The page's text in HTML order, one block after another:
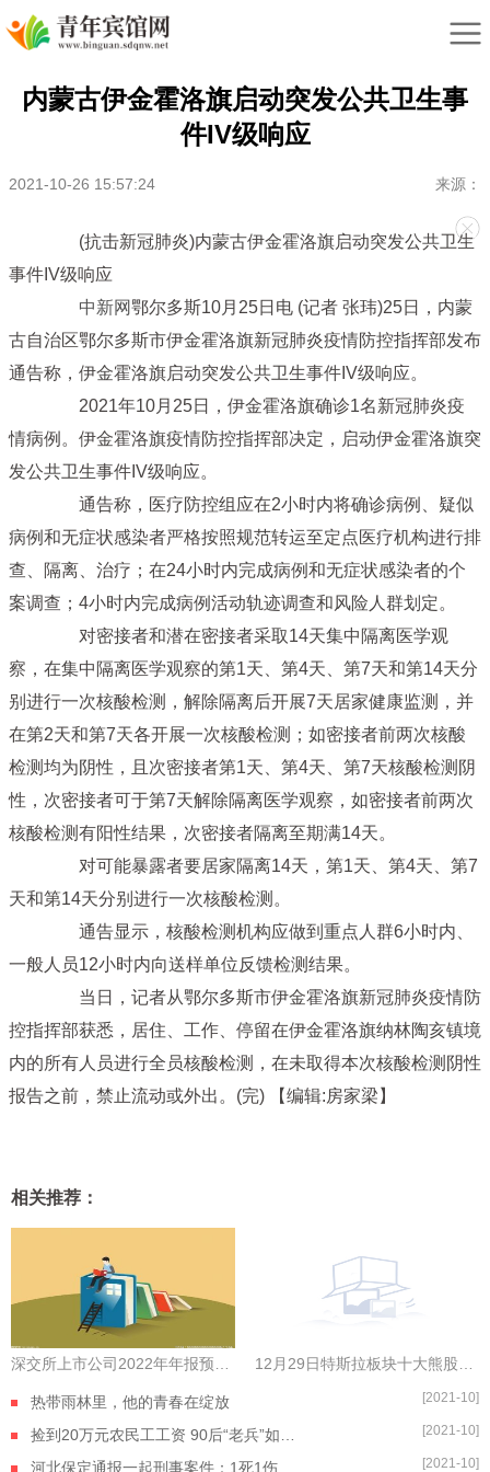
内蒙古伊金霍洛旗启动突发公共卫生事
件IV级响应
2021-10-26 15:57:24 来源：
(抗击新冠肺炎)内蒙古伊金霍洛旗启动突发公共卫生
事件IV级响应
中新网鄂尔多斯10月25日电 (记者 张玮)25日，内蒙
古自治区鄂尔多斯市伊金霍洛旗新冠肺炎疫情防控指挥部发布
通告称，伊金霍洛旗启动突发公共卫生事件IV级响应。
2021年10月25日，伊金霍洛旗确诊1名新冠肺炎疫
情病例。伊金霍洛旗疫情防控指挥部决定，启动伊金霍洛旗突
发公共卫生事件IV级响应。
通告称，医疗防控组应在2小时内将确诊病例、疑似
病例和无症状感染者严格按照规范转运至定点医疗机构进行排
查、隔离、治疗；在24小时内完成病例和无症状感染者的个
案调查；4小时内完成病例活动轨迹调查和风险人群划定。
对密接者和潜在密接者采取14天集中隔离医学观
察，在集中隔离医学观察的第1天、第4天、第7天和第14天分
别进行一次核酸检测，解除隔离后开展7天居家健康监测，并
在第2天和第7天各开展一次核酸检测；如密接者前两次核酸
检测均为阴性，且次密接者第1天、第4天、第7天核酸检测阴
性，次密接者可于第7天解除隔离医学观察，如密接者前两次
核酸检测有阳性结果，次密接者隔离至期满14天。
对可能暴露者要居家隔离14天，第1天、第4天、第7
天和第14天分别进行一次核酸检测。
通告显示，核酸检测机构应做到重点人群6小时内、
一般人员12小时内向送样单位反馈检测结果。
当日，记者从鄂尔多斯市伊金霍洛旗新冠肺炎疫情防
控指挥部获悉，居住、工作、停留在伊金霍洛旗纳林陶亥镇境
内的所有人员进行全员核酸检测，在未取得本次核酸检测阴性
报告之前，禁止流动或外出。(完)
【编辑:房家梁】
相关推荐：
热带雨林里，他的青春在绽放 [2021-10]
[2021-10]
[2021-10]